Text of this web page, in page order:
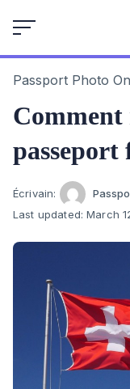
to
Passport Photo
Comment
passeport
Author
Écrivain:
Last updated:March